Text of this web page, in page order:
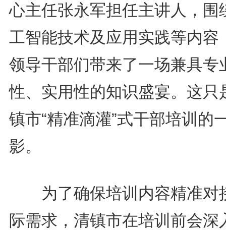
心主任张永军担任主讲人，围
工智能技术及应用实践等内容
领导干部们带来了一场兼具专
性、实用性的知识盛宴。这只
镇市“精准滴灌”式干部培训的
影。
为了确保培训内容精准对
际需求，清镇市在培训前会深